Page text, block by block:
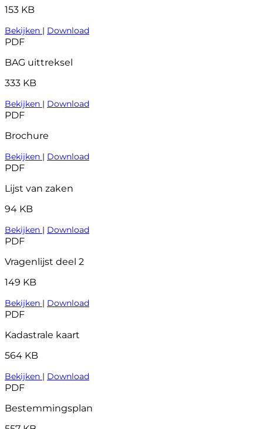
153 KB
Bekijken | Download
PDF
BAG uittreksel
333 KB
Bekijken | Download
PDF
Brochure
Bekijken | Download
PDF
Lijst van zaken
94 KB
Bekijken | Download
PDF
Vragenlijst deel 2
149 KB
Bekijken | Download
PDF
Kadastrale kaart
564 KB
Bekijken | Download
PDF
Bestemmingsplan